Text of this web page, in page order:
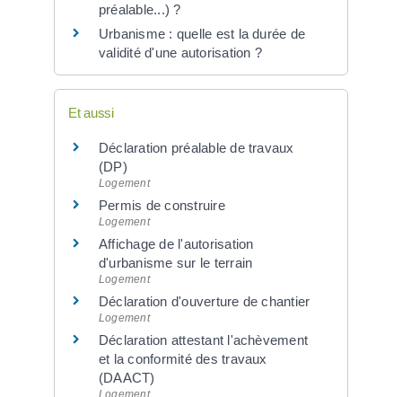
préalable...) ?
Urbanisme : quelle est la durée de
validité d'une autorisation ?
Et aussi
Déclaration préalable de travaux
(DP)
Logement
Permis de construire
Logement
Affichage de l'autorisation
d'urbanisme sur le terrain
Logement
Déclaration d'ouverture de chantier
Logement
Déclaration attestant l'achèvement
et la conformité des travaux
(DAACT)
Logement